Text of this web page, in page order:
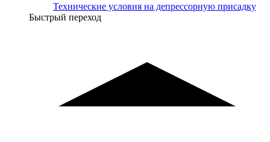
Технические условия на депрессорную присадку
Быстрый переход